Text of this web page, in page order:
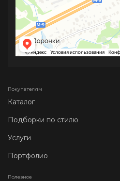
Покупателям
Каталог
Подборки по стилю
Услуги
Портфолио
Полезное